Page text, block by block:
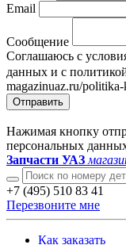
Email
Сообщение
Соглашаюсь с
данных и с
magazinuaz.ru/
Отправить
Нажимая кнопку
персональных
Запчасти УАЗ
+7 (495) 510 83 41
Перезвоните мне
Как заказать